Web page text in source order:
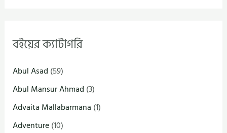
বইয়ের ক্যাটাগরি
Abul Asad (59)
Abul Mansur Ahmad (3)
Advaita Mallabarmana (1)
Adventure(10)